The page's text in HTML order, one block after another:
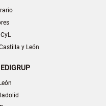
y León